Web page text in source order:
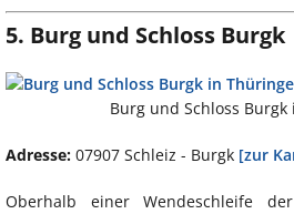
5. Burg und Schloss Burgk
Burg und Schloss
Adresse: 07907 Schleiz - Burgk [zur
Oberhalb einer Wendeschleife